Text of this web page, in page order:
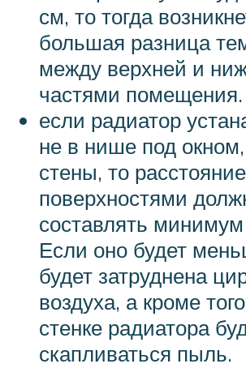
см, то тогда
большая разница
между верхней и
частями помещения.
если радиатор
не в нише под
стены, то
поверхностями
составлять
Если оно будет
будет затруднена
воздуха, а кроме
стенке радиатора
скапливаться пыль.